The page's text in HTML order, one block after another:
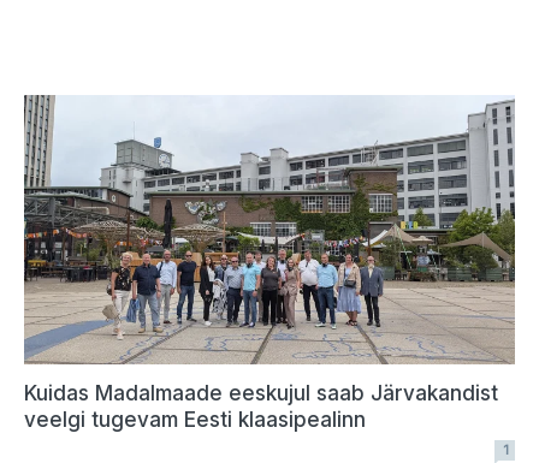
Kuidas Madalmaade eeskujul saab Järvakandist
veelgi tugevam Eesti klaasipealinn
1